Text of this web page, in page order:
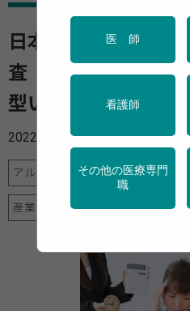
日本の職場での「
査 8%がネットいじ
型いじめを週に1回
2022年06月13日
アルコール メンタルヘルス
産業保健 禁煙 調査・統計
医 師
看護師
その他の医療専門
職